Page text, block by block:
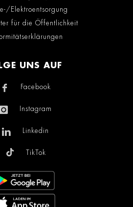
Elektroentsorgung
für die Öffentlichkeit
UNS AUF
Facebook
Instagram
Linkedin
TikTok